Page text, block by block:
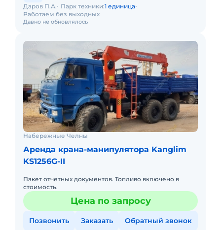
Давно не обновлялось
Даров П.А. Парк техники:1 единица
Работаем без выходных
Набережные Челны
Аренда крана-манипулятора Kanglim
KS1256G-II
Пакет отчетных документов. Топливо включено в
стоимость.
Цена по запросу
Позвонить Заказать Обратный звонок